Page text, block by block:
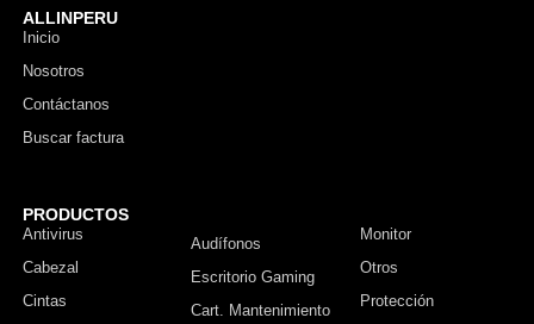
ALLINPERU
Inicio
Nosotros
Contáctanos
Buscar factura
PRODUCTOS
Antivirus
Cabezal
Cintas
Audífonos
Escritorio Gaming
Cart. Mantenimiento
Monitor
Otros
Protección